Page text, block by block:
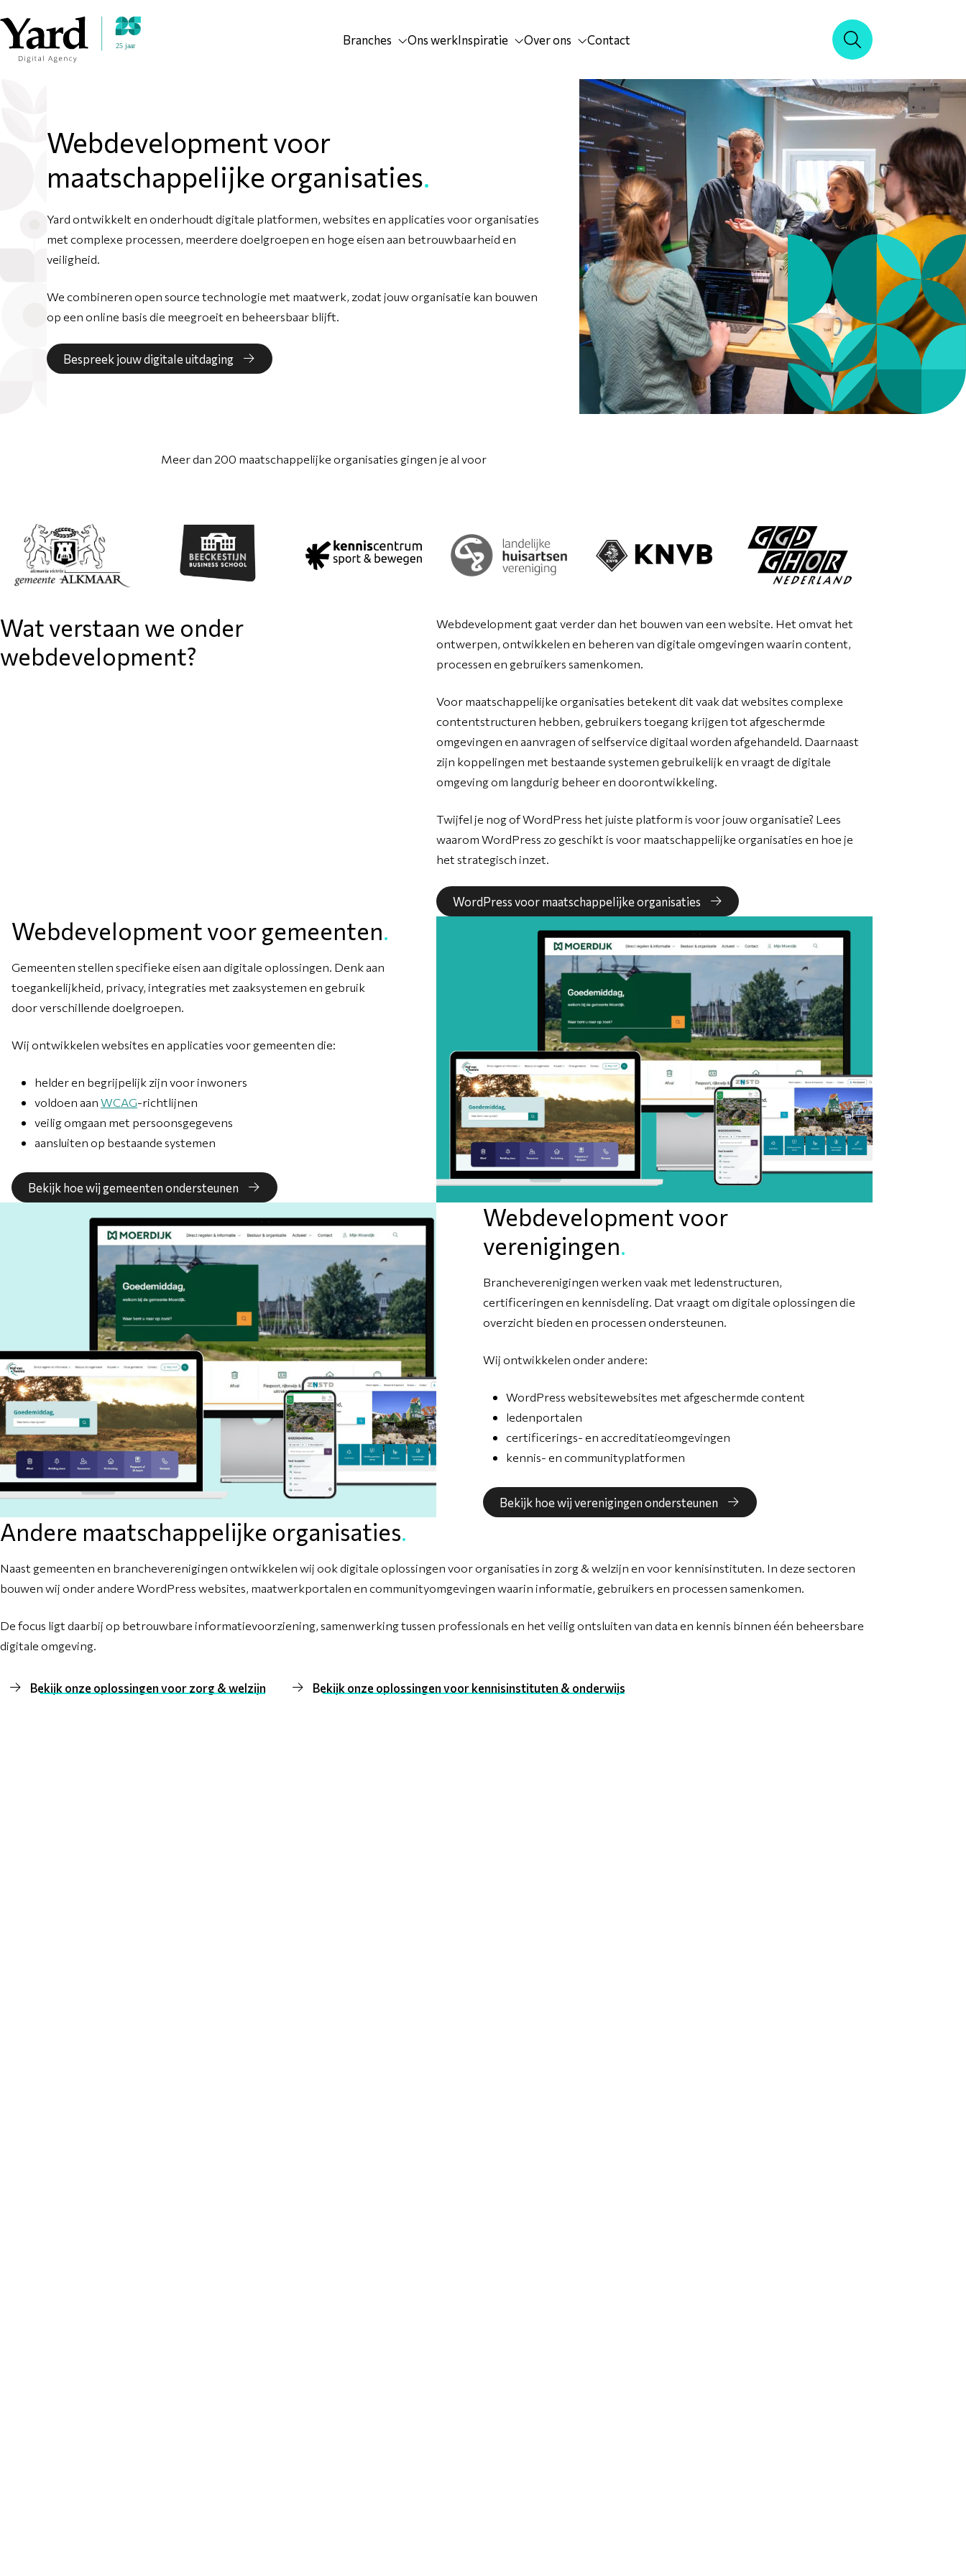
Branches Ons werkInspiratie Over ons Contact Zoeken
Webdevelopment voor
maatschappelijke organisaties.
Yard ontwikkelt en onderhoudt digitale platformen, websites en applicaties voor organisaties
met complexe processen, meerdere doelgroepen en hoge eisen aan betrouwbaarheid en
veiligheid.
We combineren open source technologie met maatwerk, zodat jouw organisatie kan bouwen
op een online basis die meegroeit en beheersbaar blijft.
Bespreek jouw digitale uitdaging
Meer dan 200 maatschappelijke organisaties gingen je al voor
Wat verstaan we onder
webdevelopment?
Webdevelopment gaat verder dan het bouwen van een website. Het omvat het
ontwerpen, ontwikkelen en beheren van digitale omgevingen waarin content,
processen en gebruikers samenkomen.
Voor maatschappelijke organisaties betekent dit vaak dat websites complexe
contentstructuren hebben, gebruikers toegang krijgen tot afgeschermde
omgevingen en aanvragen of selfservice digitaal worden afgehandeld. Daarnaast
zijn koppelingen met bestaande systemen gebruikelijk en vraagt de digitale
omgeving om langdurig beheer en doorontwikkeling.
Twijfel je nog of WordPress het juiste platform is voor jouw organisatie? Lees
waarom WordPress zo geschikt is voor maatschappelijke organisaties en hoe je
het strategisch inzet.
WordPress voor maatschappelijke organisaties
Webdevelopment voor gemeenten.
Gemeenten stellen specifieke eisen aan digitale oplossingen. Denk aan
toegankelijkheid, privacy, integraties met zaaksystemen en gebruik
door verschillende doelgroepen.
Wij ontwikkelen websites en applicaties voor gemeenten die:
helder en begrijpelijk zijn voor inwoners
voldoen aan WCAG-richtlijnen
veilig omgaan met persoonsgegevens
aansluiten op bestaande systemen
Bekijk hoe wij gemeenten ondersteunen
Webdevelopment voor
verenigingen.
Brancheverenigingen werken vaak met ledenstructuren,
certificeringen en kennisdeling. Dat vraagt om digitale oplossingen die
overzicht bieden en processen ondersteunen.
Wij ontwikkelen onder andere:
WordPress websitewebsites met afgeschermde content
ledenportalen
certificerings- en accreditatieomgevingen
kennis- en communityplatformen
Bekijk hoe wij verenigingen ondersteunen
Andere maatschappelijke organisaties.
Naast gemeenten en brancheverenigingen ontwikkelen wij ook digitale oplossingen voor organisaties in zorg & welzijn en voor kennisinstituten. In deze sectoren
bouwen wij onder andere WordPress websites, maatwerkportalen en communityomgevingen waarin informatie, gebruikers en processen samenkomen.
De focus ligt daarbij op betrouwbare informatievoorziening, samenwerking tussen professionals en het veilig ontsluiten van data en kennis binnen één beheersbare
digitale omgeving.
Bekijk onze oplossingen voor zorg & welzijn Bekijk onze oplossingen voor kennisinstituten & onderwijs